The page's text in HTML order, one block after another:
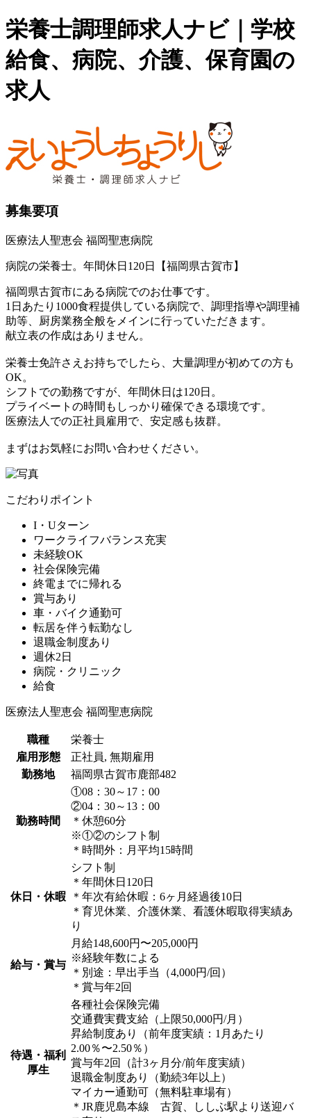
栄養士調理師求人ナビ｜学校
給食、病院、介護、保育園の
求人
募集要項
医療法人聖恵会 福岡聖恵病院
病院の栄養士。年間休日120日【福岡県古賀市】
福岡県古賀市にある病院でのお仕事です。
1日あたり1000食程提供している病院で、調理指導や調理補
助等、厨房業務全般をメインに行っていただきます。
献立表の作成はありません。
栄養士免許さえお持ちでしたら、大量調理が初めての方も
OK。
シフトでの勤務ですが、年間休日は120日。
プライベートの時間もしっかり確保できる環境です。
医療法人での正社員雇用で、安定感も抜群。
まずはお気軽にお問い合わせください。
こだわりポイント
I・Uターン
ワークライフバランス充実
未経験OK
社会保険完備
終電までに帰れる
賞与あり
車・バイク通勤可
転居を伴う転勤なし
退職金制度あり
週休2日
病院・クリニック
給食
医療法人聖恵会 福岡聖恵病院
職種
栄養士
雇用形態
正社員, 無期雇用
勤務地
福岡県古賀市鹿部482
勤務時間
①08：30～17：00
②04：30～13：00
＊休憩60分
※①②のシフト制
＊時間外：月平均15時間
休日・休暇
シフト制
＊年間休日120日
＊年次有給休暇：6ヶ月経過後10日
＊育児休業、介護休業、看護休暇取得実績あ
り
給与・賞与
月給148,600円〜205,000円
※経験年数による
＊別途：早出手当（4,000円/回）
＊賞与年2回
待遇・福利
厚生
各種社会保険完備
交通費実費支給（上限50,000円/月）
昇給制度あり（前年度実績：1月あたり
2.00％〜2.50％）
賞与年2回（計3ヶ月分/前年度実績）
退職金制度あり（勤続3年以上）
マイカー通勤可（無料駐車場有）
＊JR鹿児島本線 古賀、ししぶ駅より送迎バ